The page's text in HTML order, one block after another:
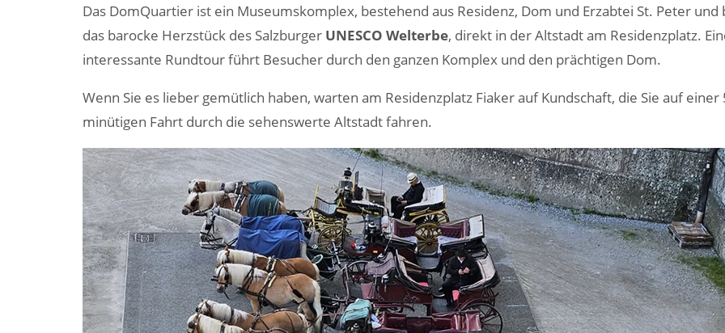
Das DomQuartier ist ein Museumskomplex, bestehend aus Residenz, Dom und Erzabtei St. Peter und
das barocke Herzstück des Salzburger UNESCO Welterbe, direkt in der Altstadt am Residenzplatz.
interessante Rundtour führt Besucher durch den ganzen Komplex und den prächtigen Dom.
Wenn Sie es lieber gemütlich haben, warten am Residenzplatz Fiaker auf Kundschaft, die Sie auf einer
minütigen Fahrt durch die sehenswerte Altstadt fahren.